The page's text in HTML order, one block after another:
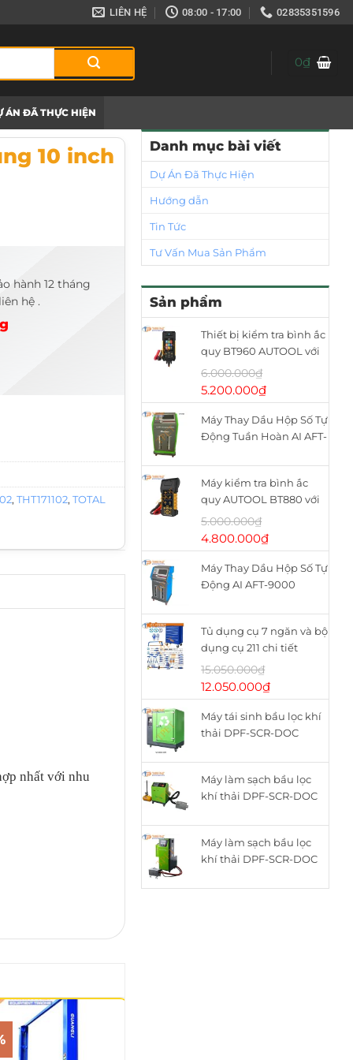
LIÊN HỆ 08:00 - 17:00 02835351596
0₫
ÁN ĐÃ THỰC HIỆN
Danh mục bài viết
Dự Án Đã Thực Hiện
Hướng dẫn
Tin Tức
Tư Vấn Mua Sản Phẩm
Sản phẩm
Thiết bị kiểm tra bình ắc
quy BT960 AUTOOL với
máy in nhiệt
6.000.000₫
Giá
gốc
là:
6.000.000₫.
5.200.000₫Giá
hiện
tại
là:
Máy Thay Dầu Hộp Số Tự
Động Tuần Hoàn AI AFT-
Máy kiểm tra bình ắc
quy AUTOOL BT880 với
máy in nhiệt
5.000.000₫
Giá
gốc
là:
5.000.000₫.
4.800.000₫Giá
hiện
tại
là:
Máy Thay Dầu Hộp Số Tự
Động AI AFT-9000
Tủ dụng cụ 7 ngăn và bộ
dụng cụ 211 chi tiết
WHS2111 WADFOW
15.050.000₫
Giá
gốc
là:
15.050.000₫.
12.050.000₫Giá
hiện
tại
là:
Máy tái sinh bầu lọc khí
thải DPF-SCR-DOC
cơ Diesel ZQYM-518C
Máy làm sạch bầu lọc
khí thải DPF-SCR-DOC
ZQYM A8
Máy làm sạch bầu lọc
khí thải DPF-SCR-DOC
ZQYM 508A
10 inch
hành 12 tháng
hệ .
số lượng
,THT171102,TOTAL
nhất với nhu